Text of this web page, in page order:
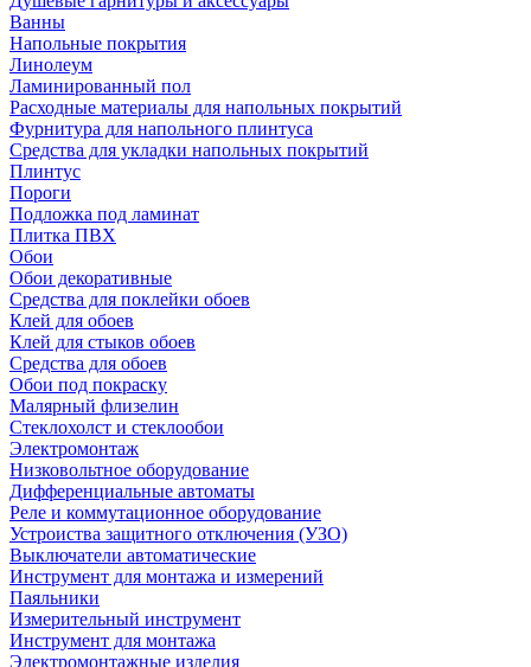
Ванны
Напольные покрытия
Линолеум
Ламинированный пол
Расходные материалы для напольных покрытий
Фурнитура для напольного плинтуса
Средства для укладки напольных покрытий
Плинтус
Пороги
Подложка под ламинат
Плитка ПВХ
Обои
Обои декоративные
Средства для поклейки обоев
Клей для обоев
Клей для стыков обоев
Средства для обоев
Обои под покраску
Малярный флизелин
Стеклохолст и стеклообои
Электромонтаж
Низковольтное оборудование
Дифференциальные автоматы
Реле и коммутационное оборудование
Устроиства защитного отключения (УЗО)
Выключатели автоматические
Инструмент для монтажа и измерений
Паяльники
Измерительный инструмент
Инструмент для монтажа
Электромонтажные изделия